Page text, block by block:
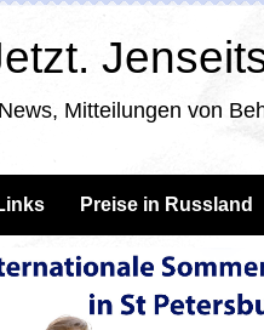
Mitteilungen von
Preise in Russland